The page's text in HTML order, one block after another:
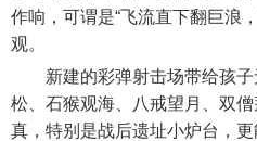
作响，可谓是“飞流直下翻巨浪
观。
新建的彩弹射击场带给孩子
松、石猴观海、八戒望月、双
真，特别是战后遗址小炉台，